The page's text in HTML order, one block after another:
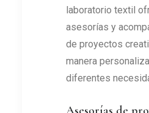
laboratorio textil
asesorías y
de proyectos
manera
diferentes